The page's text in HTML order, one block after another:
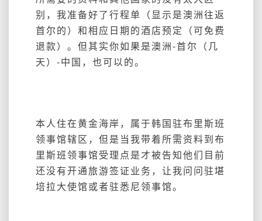
别，我准备好了行程单（显示是澳洲往返
首尔的）和相应日期的酒店预定（可免费
退款）。但其实你如果是澳洲-首尔（几
天）-中国，也可以的。
本人住在黄金海岸，属于韩国驻布里斯班
领事馆辖区，但是当我带着所需资料到布
里斯班领事馆受理点是才被告知他们目前
还没有开通旅游签证业务，让我问问驻堪
培拉大使馆或者驻悉尼领事馆。